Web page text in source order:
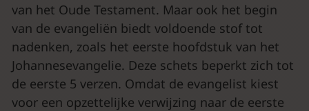
van het Oude Testament. Maar ook het begin
van de evangeliën biedt voldoende stof tot
nadenken, zoals het eerste hoofdstuk van het
Johannesevangelie. Deze schets beperkt zich tot
de eerste 5 verzen. Omdat de evangelist kiest
voor een opzettelijke verwijzing naar de eerste